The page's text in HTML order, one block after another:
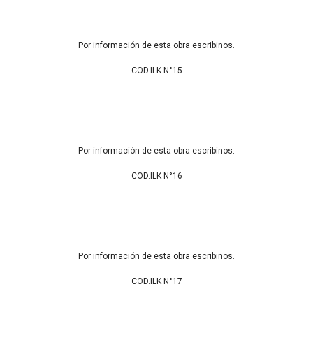
Por información de esta obra escribinos.
COD.ILK N°15
Por información de esta obra escribinos.
COD.ILK N°16
Por información de esta obra escribinos.
COD.ILK N°17